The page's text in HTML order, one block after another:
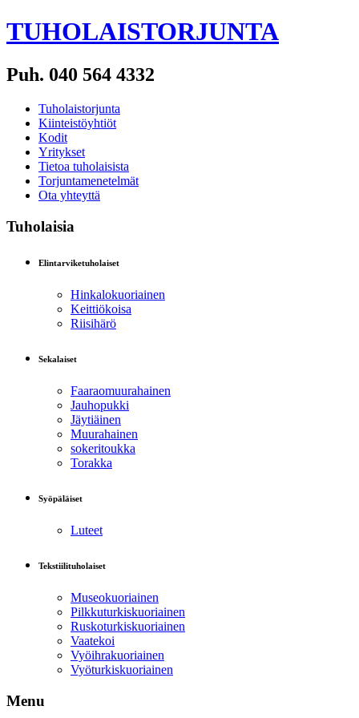
TUHOLAISTORJUNTA
Puh. 040 564 4332
Tuholaistorjunta
Kiinteistöyhtiöt
Kodit
Yritykset
Tietoa tuholaisista
Torjuntamenetelmät
Ota yhteyttä
Tuholaisia
Elintarviketuholaiset
Hinkalokuoriainen
Keittiökoisa
Riisihärö
Sekalaiset
Faaraomuurahainen
Jauhopukki
Jäytiäinen
Muurahainen
sokeritoukka
Torakka
Syöpäläiset
Luteet
Tekstiilituholaiset
Museokuoriainen
Pilkkuturkiskuoriainen
Ruskoturkiskuoriainen
Vaatekoi
Vyöihrakuoriainen
Vyöturkiskuoriainen
Menu